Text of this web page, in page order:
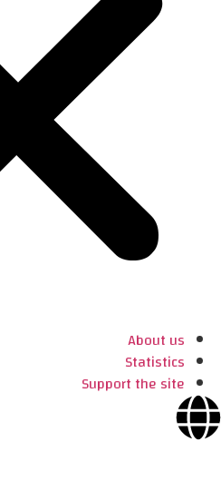
About us
Statistics
Support the site